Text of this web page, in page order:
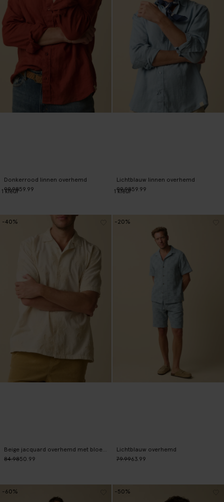
Donkerrood linnen overhemd
99.9859.99
1kleur
Lichtblauw linnen overhemd
99.9859.99
1kleur
Beige jacquard overhemd met bloemen
84.9850.99
-40%
Lichtblauw overhemd
79.9963.99
-20%
-60% -50%